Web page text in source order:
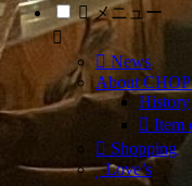
メニュー
News
About
History
Item
Shopping
Love’s